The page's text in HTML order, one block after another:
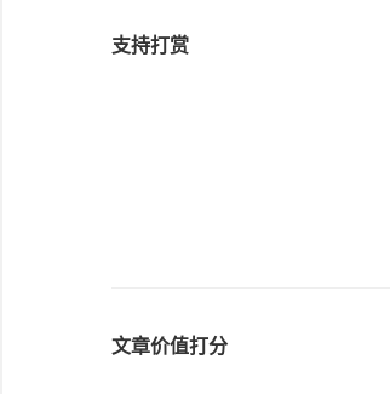
支持打赏
文章价值打分